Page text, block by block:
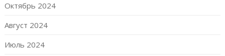
Октябрь 2024
Август 2024
Июль 2024